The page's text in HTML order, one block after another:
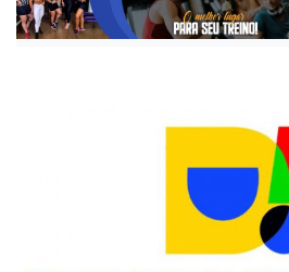
Publicada há 1 ano